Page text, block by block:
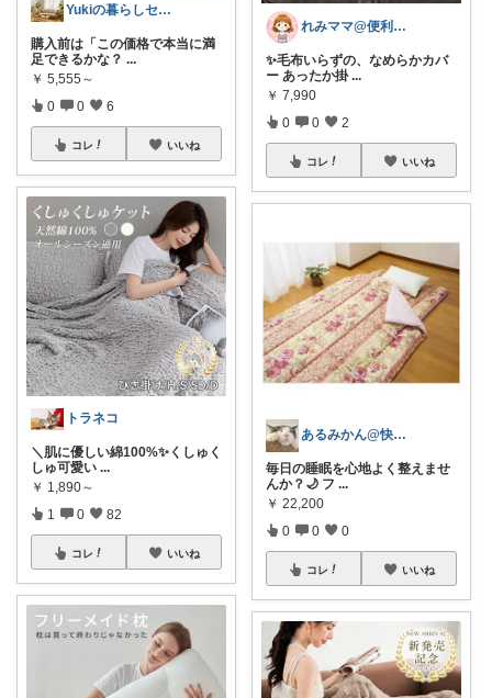
Yukiの暮らしセレクト★
購入前は「この価格で本当に満
足できるかな？ ...
￥ 5,555～
0 0 6
コレ いいね
トラネコ
＼肌に優しい綿100%✨くしゅく
しゅ可愛い ...
￥ 1,890～
1 0 82
コレ いいね
れみママ@便利雑貨¸¸kids
✨毛布いらずの、なめらかカバ
ー あったか掛 ...
￥ 7,990
0 0 2
コレ いいね
あるみかん@快適な在宅ワーク＆デスク環境
毎日の睡眠を心地よく整えませ
んか？🌙 フ ...
￥ 22,200
0 0 0
コレ いいね